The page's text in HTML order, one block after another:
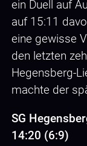
ein Duell auf
auf 15:11
eine gewisse
den letzten
Hegensberg-
machte der
SG
14:20 (6:9)